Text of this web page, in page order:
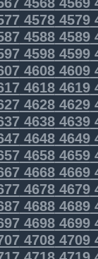
45784579
45884589
45984599
46084609
46184619
46284629
46384639
46484649
46584659
46684669
46784679
46884689
46984699
47084709